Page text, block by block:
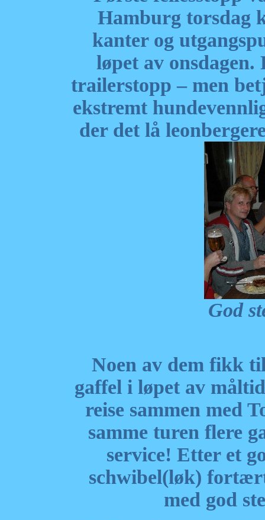
Hamburg torsdag
kanter og
løpet av
trailerstopp – men
ekstremt
der det lå
God
Noen av dem fikk
gaffel i løpet av
reise sammen med
samme turen flere
service! Etter et
schwibel(løk)
med god